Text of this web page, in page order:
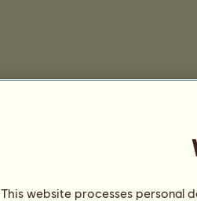
This website processes personal